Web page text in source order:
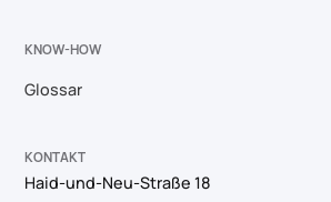
KNOW-HOW
Glossar
KONTAKT
Haid-und-Neu-Straße 18